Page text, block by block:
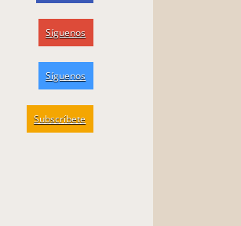
Síguenos
Síguenos
Subscríbete